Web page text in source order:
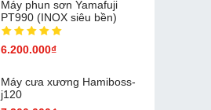
Máy phun sơn Yamafuji
PT990 (INOX siêu bền)
6.200.000₫
Máy cưa xương Hamiboss-
j120